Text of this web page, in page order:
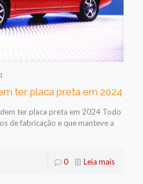
ter placa preta em 2024
ter placa preta em 2024 Todo
de fabricação e que manteve a
0 Leia mais